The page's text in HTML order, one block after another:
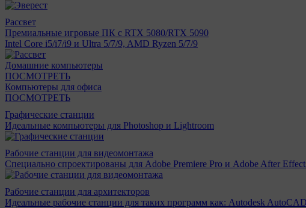
Рассвет
Премиальные игровые ПК с RTX 5080/RTX 5090
Intel Core i5/i7/i9 и Ultra 5/7/9, AMD Ryzen 5/7/9
Домашние компьютеры
ПОСМОТРЕТЬ
Компьютеры для офиса
ПОСМОТРЕТЬ
Графические станции
Идеальные компьютеры для Photoshop и Lightroom
Рабочие станции для видеомонтажа
Специально спроектированы для Adobe Premiere Pro и Adobe After
Рабочие станции для архитекторов
Идеальные рабочие станции для таких программ как: Autodesk